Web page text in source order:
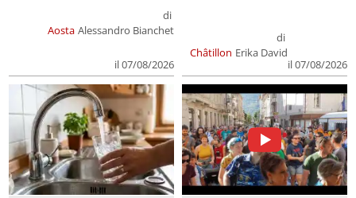
Aosta
di
Alessandro Bianchet
il 07/08/2026
Châtillon
di
Erika David
il 07/08/2026